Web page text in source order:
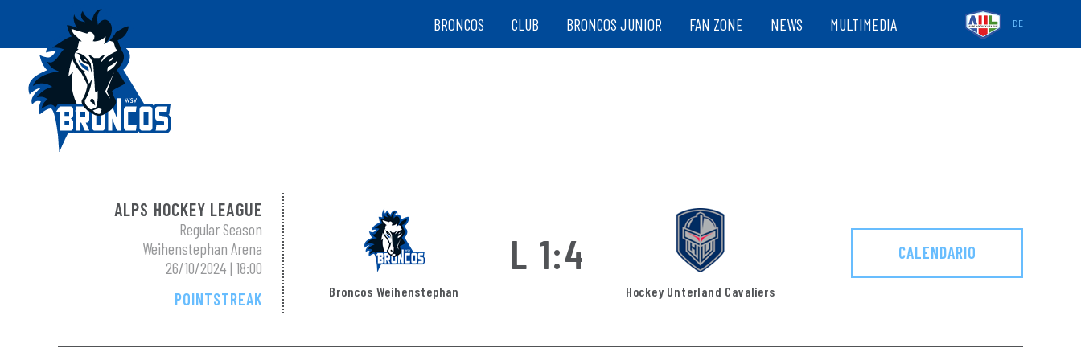
BRONCOS CLUB BRONCOS JUNIOR FAN ZONE NEWS MULTIMEDIA DE
ALPS HOCKEY LEAGUE
Regular Season
Weihenstephan Arena
26/10/2024 | 18:00
POINTSTREAK
Broncos Weihenstephan
L 1:4
Hockey Unterland Cavaliers
CALENDARIO